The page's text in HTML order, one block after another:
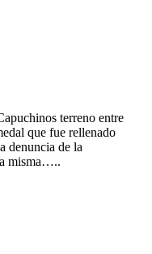
terreno entre
que fue rellenado
denuncia de la
misma…..